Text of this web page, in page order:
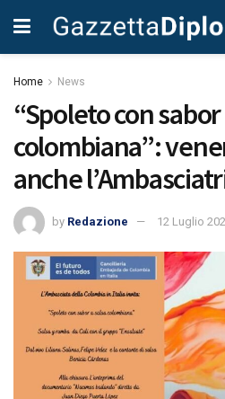
Home News
“Spoleto con sabor
colombiana”:
anche
by Redazione 12 Luglio